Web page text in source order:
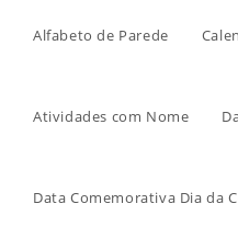
Alfabeto de Parede
Atividades com Nome
Data Comemorativa Dia da